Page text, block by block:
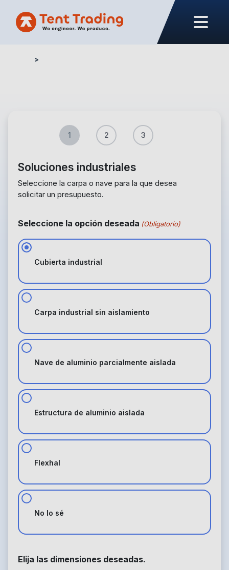
1 2 3
Soluciones industriales
Seleccione la carpa o nave para la que desea
solicitar un presupuesto.
Seleccione la opción deseada (Obligatorio)
Cubierta industrial
Carpa industrial sin aislamiento
Nave de aluminio parcialmente aislada
Estructura de aluminio aislada
Flexhal
No lo sé
Elija las dimensiones deseadas.